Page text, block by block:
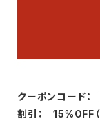
クーポンコード
割引： 15%OFF